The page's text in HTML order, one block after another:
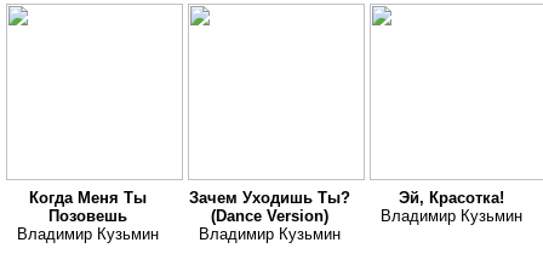
Когда Меня Ты
Позовешь
Владимир Кузьмин
Зачем Уходишь Ты?
(Dance Version)
Владимир Кузьмин
Эй, Красотка!
Владимир Кузьмин